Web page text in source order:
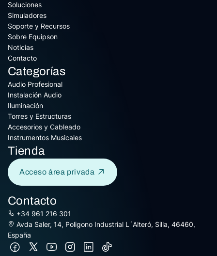
Soluciones
Simuladores
Soporte y Recursos
Sobre Equipson
Noticias
Contacto
Categorías
Audio Profesional
Instalación Audio
Iluminación
Torres y Estructuras
Accesorios y Cableado
Instrumentos Musicales
Tienda
Acceso área privada
Contacto
+34 961 216 301
Avda Saler, 14, Poligono Industrial L´Alteró, Silla, 46460,
España